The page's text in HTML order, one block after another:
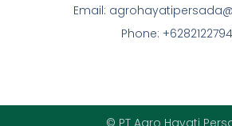
Email:
Phone:
© PT Agro Hayati